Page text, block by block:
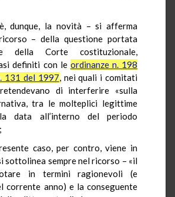
dunque, la novità – si afferma
– della questione portata
della Corte costituzionale,
definiti con le ordinanze n. 198
131 del 1997, nei quali i comitati
di interferire «sulla
tra le molteplici legittime
data all’interno del periodo
caso, per contro, viene in
sottolinea sempre nel ricorso – «il
in termini ragionevoli (e
corrente anno) e la conseguente